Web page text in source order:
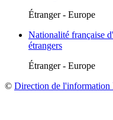
Étranger - Europe
Nationalité française
étrangers
Étranger - Europe
© Direction de l'information